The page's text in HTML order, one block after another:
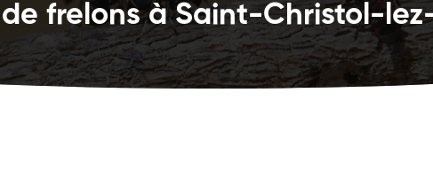
frelons à Saint-Christol-